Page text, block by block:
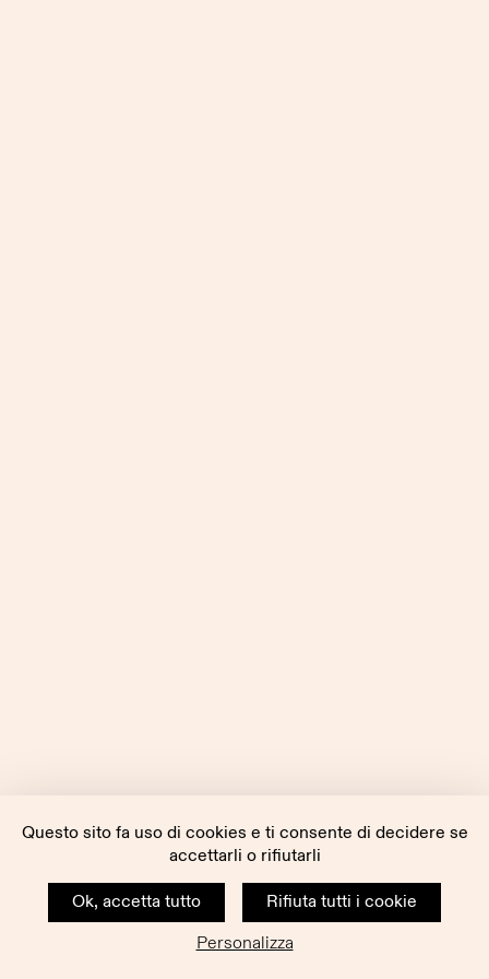
Questo sito fa uso di cookies e ti consente di decidere se
accettarli o rifiutarli
Ok, accetta tutto
Rifiuta tutti i cookie
Personalizza